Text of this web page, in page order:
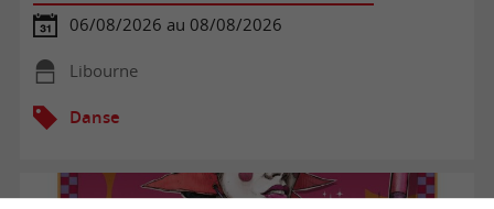
06/08/2026 au 08/08/2026
Libourne
Danse